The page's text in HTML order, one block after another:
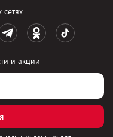
и акции